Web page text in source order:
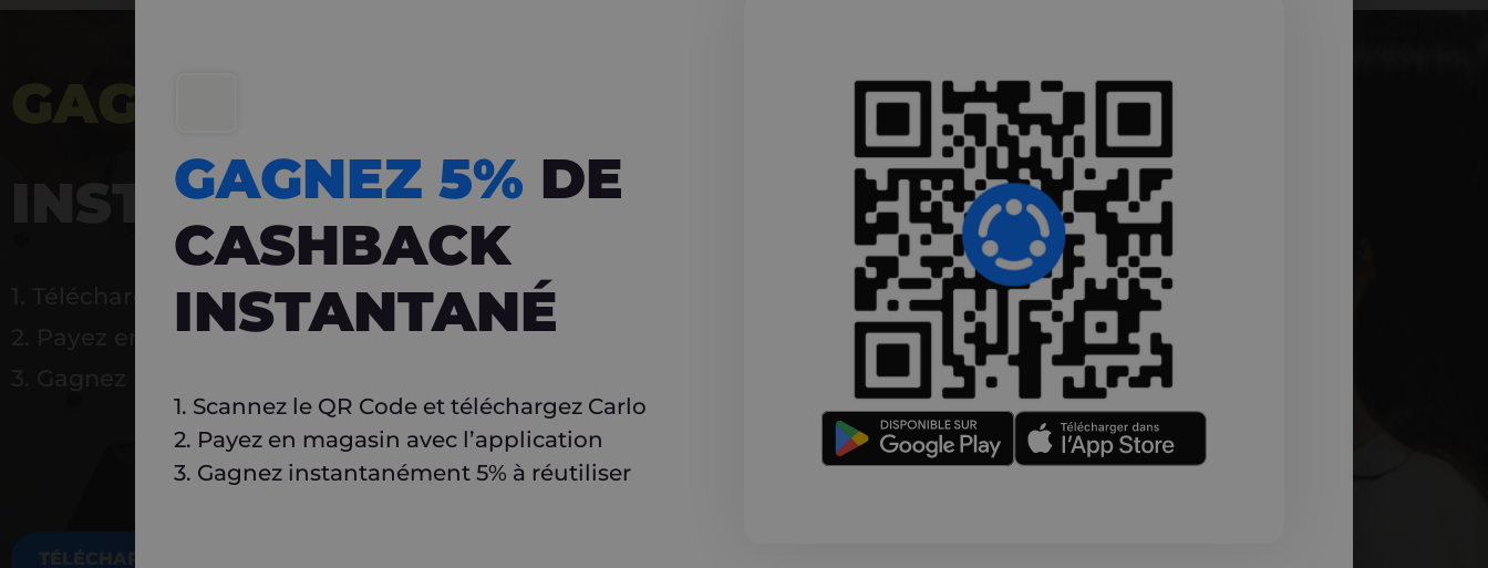
GAGNEZ 5%
INSTANTANÉ
1. Téléchargez Carlo
2. Payez en magasin avec l’application
TÉLÉCHARGEZ MAINTENANT
GAGNEZ 5% DE
CASHBACK
INSTANTANÉ
1. Scannez le QR Code et téléchargez Carlo
2. Payez en magasin avec l’application
3. Gagnez instantanément 5% à réutiliser